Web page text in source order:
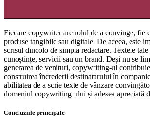
Fiecare copywriter are rolul de a convinge, fie
produse tangibile sau digitale. De aceea, este
scrisul dincolo de simpla redactare. Textele
cunoștințe, servicii sau un brand. Deși nu se
generarea de venituri, copywriting-ul
construirea încrederii destinatarului în
abilitatea de a scrie texte de vânzare
domeniul copywriting-ului și adesea apreciată
Concluziile principale